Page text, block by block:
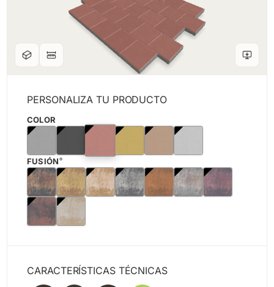
PERSONALIZA TU PRODUCTO
COLOR
FUSIÓN ®
CARACTERÍSTICAS TÉCNICAS